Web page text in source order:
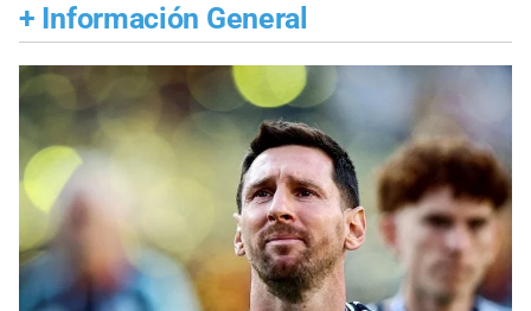
+ Información General